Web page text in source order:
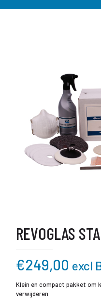
REVOGLAS
€249,00 excl
Klein en compact pakket
verwijderen